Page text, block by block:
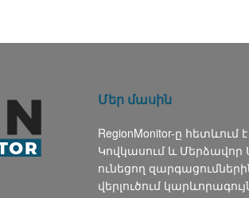
Մեր մասին
RegionMonitor-ը
Կովկասում և Մերձավոր
ունեցող
վերլուծում